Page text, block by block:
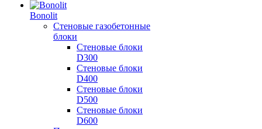
Bonolit
Стеновые газобетонные
блоки
Стеновые блоки
D300
Стеновые блоки
D400
Стеновые блоки
D500
Стеновые блоки
D600